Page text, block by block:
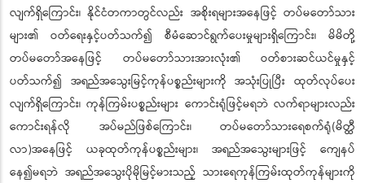
လျက်ရှိကြောင်း၊ နိုင်ငံတကာတွင်လည်း အစိုးရများအနေဖြင့် တပ်မတော်သား
များ၏ ဝတ်ရေးနှင့်ပတ်သက်၍ စီမံဆောင်ရွက်ပေးမှုများရှိကြောင်း၊ မိမိတို့
တပ်မတော်အနေဖြင့် တပ်မတော်သားအားလုံး၏ ဝတ်စားဆင်ယင်မှုနှင့်
ပတ်သက်၍ အရည်အသွေးမြင့်ကုန်ပစ္စည်းများကို အသုံးပြုပြီး ထုတ်လုပ်ပေး
လျက်ရှိကြောင်း၊ ကုန်ကြမ်းပစ္စည်းများ ကောင်းရုံဖြင့်မရဘဲ လက်ရာများလည်း
ကောင်းရန်လို အပ်မည်ဖြစ်ကြောင်း၊ တပ်မတော်သားရေစက်ရုံ(မိတ္ထီ
လာ)အနေဖြင့် ယခုထုတ်ကုန်ပစ္စည်းများ၊ အရည်အသွေးများဖြင့် ကျေနပ်
နေ၍မရဘဲ အရည်အသွေးပိုမိုမြင့်မားသည့် သားရေကုန်ကြမ်းထုတ်ကုန်များကို